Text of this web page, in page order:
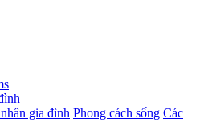
gia đình Phong cách sống Các